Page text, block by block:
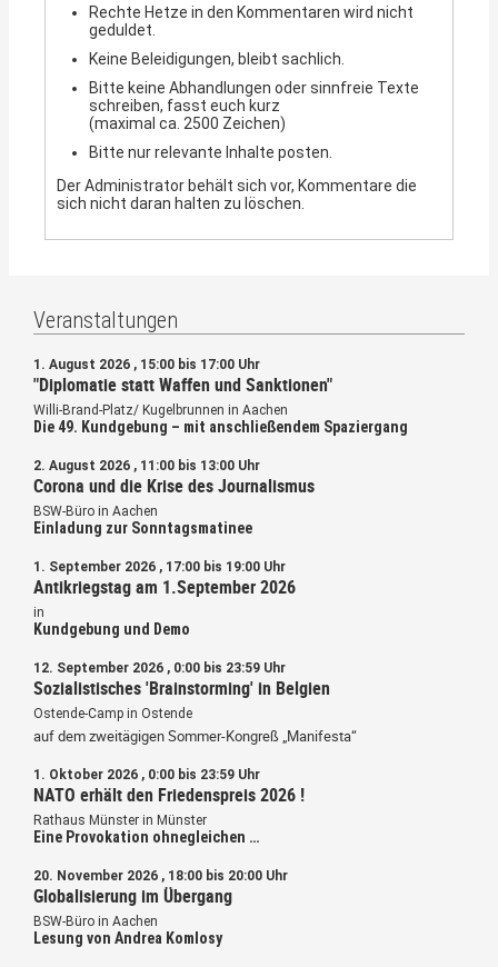
Rechte Hetze in den Kommentaren wird nicht
geduldet.
Keine Beleidigungen, bleibt sachlich.
Bitte keine Abhandlungen oder sinnfreie Texte
schreiben, fasst euch kurz
(maximal ca. 2500 Zeichen)
Bitte nur relevante Inhalte posten.
Der Administrator behält sich vor, Kommentare die
sich nicht daran halten zu löschen.
Veranstaltungen
1. August 2026 , 15:00 bis 17:00 Uhr
"Diplomatie statt Waffen und Sanktionen"
Willi-Brand-Platz/ Kugelbrunnen in Aachen
Die 49. Kundgebung – mit anschließendem Spaziergang
2. August 2026 , 11:00 bis 13:00 Uhr
Corona und die Krise des Journalismus
BSW-Büro in Aachen
Einladung zur Sonntagsmatinee
1. September 2026 , 17:00 bis 19:00 Uhr
Antikriegstag am 1.September 2026
in
Kundgebung und Demo
12. September 2026 , 0:00 bis 23:59 Uhr
Sozialistisches 'Brainstorming' in Belgien
Ostende-Camp in Ostende
auf dem zweitägigen Sommer-Kongreß „Manifesta“
1. Oktober 2026 , 0:00 bis 23:59 Uhr
NATO erhält den Friedenspreis 2026 !
Rathaus Münster in Münster
Eine Provokation ohnegleichen …
20. November 2026 , 18:00 bis 20:00 Uhr
Globalisierung im Übergang
BSW-Büro in Aachen
Lesung von Andrea Komlosy